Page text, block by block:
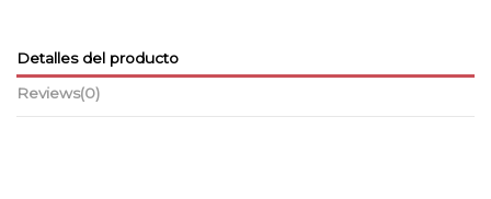
Detalles del producto
Reviews(0)